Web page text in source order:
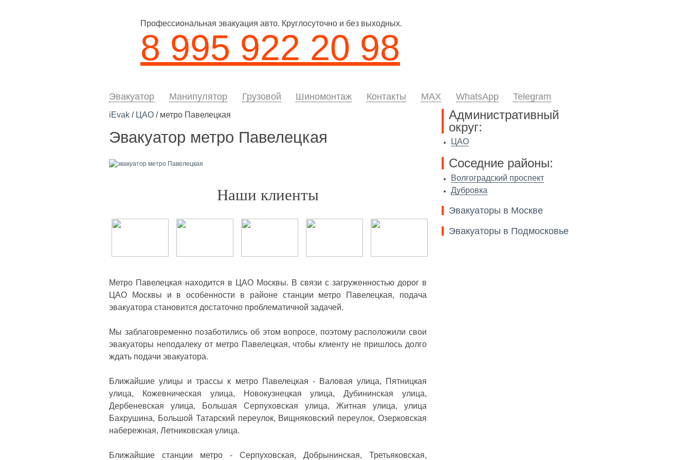
Профессиональная эвакуация авто. Круглосуточно и без выходных.
8 995 922 20 98
Эвакуатор Манипулятор Грузовой Шиномонтаж Контакты MAX WhatsApp Telegram
iEvak / ЦАО / метро Павелецкая
Эвакуатор метро Павелецкая
Наши клиенты
Метро Павелецкая находится в ЦАО Москвы. В связи с загруженностью дорог в
ЦАО Москвы и в особенности в районе станции метро Павелецкая, подача
эвакуатора становится достаточно проблематичной задачей.
Мы заблаговременно позаботились об этом вопросе, поэтому расположили свои
эвакуаторы неподалеку от метро Павелецкая, чтобы клиенту не пришлось долго
ждать подачи эвакуатора.
Ближайшие улицы и трассы к метро Павелецкая - Валовая улица, Пятницкая
улица, Кожевническая улица, Новокузнецкая улица, Дубининская улица,
Дербеневская улица, Большая Серпуховская улица, Житная улица, улица
Бахрушина, Большой Татарский переулок, Вищняковский переулок, Озерковская
набережная, Летниковская улица.
Ближайшие станции метро - Серпуховская, Добрынинская, Третьяковская,
Административный
округ:
ЦАО
Соседние районы:
Волгоградский проспект
Дубровка
Эвакуаторы в Москве
Эвакуаторы в Подмосковье